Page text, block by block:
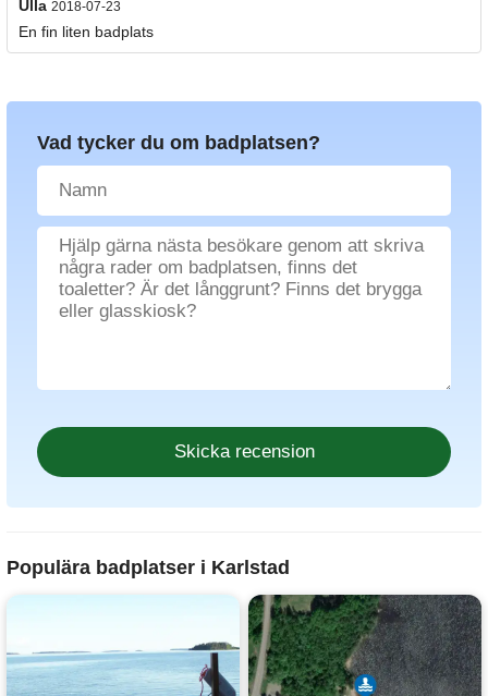
Ulla 2018-07-23
En fin liten badplats
Vad tycker du om badplatsen?
Populära badplatser i Karlstad